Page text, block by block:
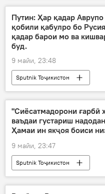
Путин: Ҳар қадар
қобили қабулро бо
қадар барои мо ва
буд.
9 майи, 23:48
Sputnik Тоҷикистон
"Сиёсатмадорони ғарбӣ
ваъдаи густариш
Ҳамаи ин якҷоя боиси
9 майи, 23:47
Sputnik Тоҷикистон